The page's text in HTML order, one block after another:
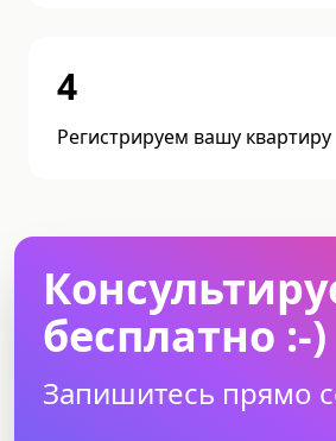
4
Регистрируем вашу квартиру
бесплатно :-)
Запишитесь прямо